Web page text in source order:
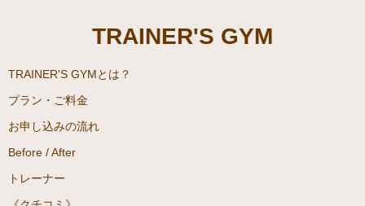
TRAINER'S GYM
TRAINER'S GYMとは？
プラン・ご料金
お申し込みの流れ
Before / After
トレーナー